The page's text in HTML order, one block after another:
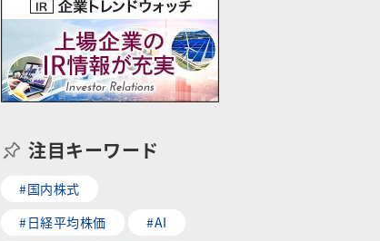
注目キーワード
#国内株式
#日経平均株価
#AI